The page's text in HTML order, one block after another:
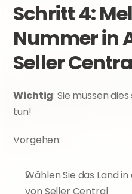
Schritt 4:
Nummer in
Seller
Wichtig: Sie müssen dies
tun!
Vorgehen:
Wählen Sie das Land